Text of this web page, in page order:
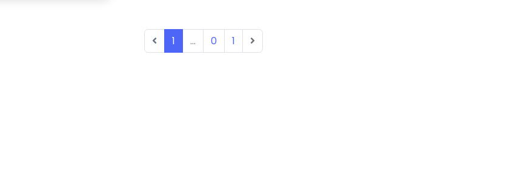
1 ... 0 1